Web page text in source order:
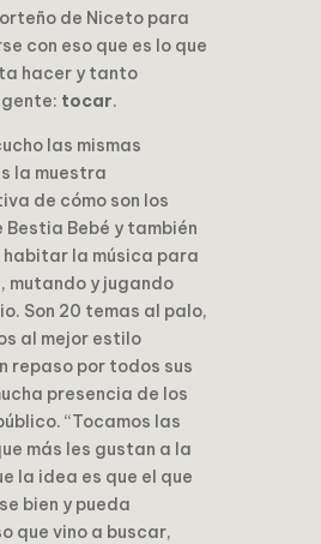
de Niceto para
con eso que es lo que
hacer y tanto
tocar.
las mismas
la muestra
de cómo son los
Bebé y también
habitar la música para
mutando y jugando
Son 20 temas al palo,
al mejor estilo
repaso por todos sus
presencia de los
“Tocamos las
más les gustan a la
la idea es que el que
bien y pueda
que vino a buscar,